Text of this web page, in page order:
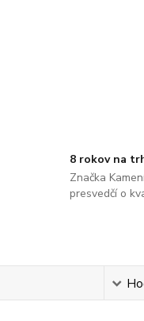
8 rokov na
Značka
presvedčí o